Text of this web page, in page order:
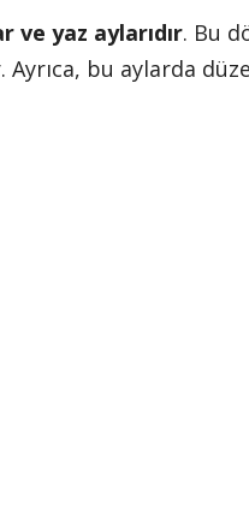
ve yaz aylarıdır. Bu
bu aylarda